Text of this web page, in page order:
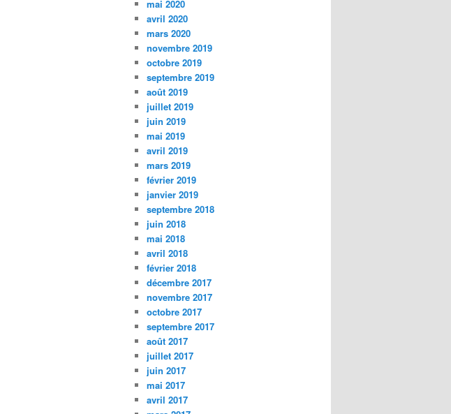
mai 2020
avril 2020
mars 2020
novembre 2019
octobre 2019
septembre 2019
août 2019
juillet 2019
juin 2019
mai 2019
avril 2019
mars 2019
février 2019
janvier 2019
septembre 2018
juin 2018
mai 2018
avril 2018
février 2018
décembre 2017
novembre 2017
octobre 2017
septembre 2017
août 2017
juillet 2017
juin 2017
mai 2017
avril 2017